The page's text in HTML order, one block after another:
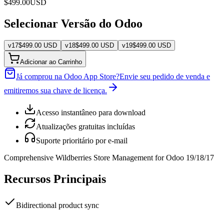
$499.00USD
Selecionar Versão do Odoo
v17$499.00 USD v18$499.00 USD v19$499.00 USD
Adicionar ao Carrinho
Já comprou na Odoo App Store?Envie seu pedido de venda e
emitiremos sua chave de licença.
Acesso instantâneo para download
Atualizações gratuitas incluídas
Suporte prioritário por e-mail
Comprehensive Wildberries Store Management for Odoo 19/18/17
Recursos Principais
Bidirectional product sync